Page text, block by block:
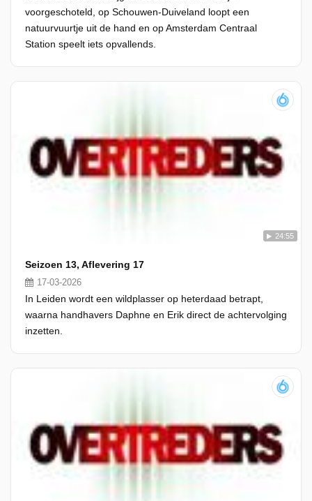
voorgeschoteld, op Schouwen-Duiveland loopt een
natuurvuurtje uit de hand en op Amsterdam Centraal
Station speelt iets opvallends.
24:55
Seizoen 13, Aflevering 17
17-03-2026
In Leiden wordt een wildplasser op heterdaad betrapt,
waarna handhavers Daphne en Erik direct de achtervolging
inzetten.